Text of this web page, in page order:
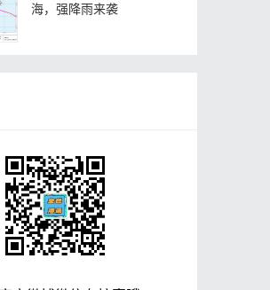
海，强降雨来袭